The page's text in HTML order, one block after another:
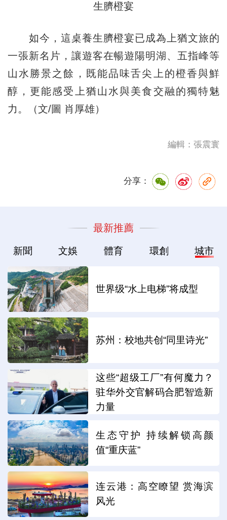
生臍橙宴
如今，這桌養生臍橙宴已成為上猶文旅的
一張新名片，讓遊客在暢遊陽明湖、五指峰等
山水勝景之餘，既能品味舌尖上的橙香與鮮
醇，更能感受上猶山水與美食交融的獨特魅
力。（文/圖 肖厚雄）
編輯：張震寰
分享：
最新推薦
新聞 文娛 體育 環創 城市
世界级“水上电梯”将成型
苏州：校地共创“同里诗光”
这些“超级工厂”有何魔力？
驻华外交官解码合肥智造新
力量
生态守护 持续解锁高颜
值“重庆蓝”
连云港：高空瞭望 赏海滨
风光